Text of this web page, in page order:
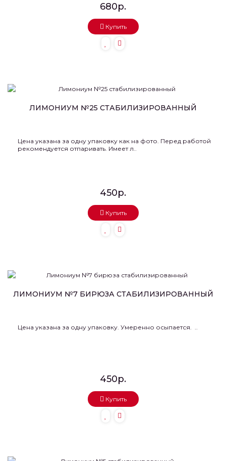
680р.
Купить
ЛИМОНИУМ №25 СТАБИЛИЗИРОВАННЫЙ
Цена указана за одну упаковку как на фото. Перед работой
рекомендуется отпаривать. Имеет л..
450р.
Купить
ЛИМОНИУМ №7 БИРЮЗА СТАБИЛИЗИРОВАННЫЙ
Цена указана за одну упаковку. Умеренно осыпается. ..
450р.
Купить